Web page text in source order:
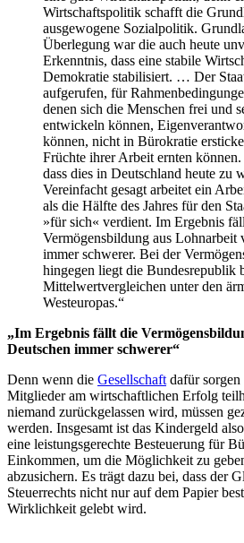
Wirtschaftspolitik schafft die
ausgewogene Sozialpolitik.
Überlegung war die auch heute
Erkenntnis, dass eine stabile
Demokratie stabilisiert. … Der
aufgerufen, für
denen sich die Menschen frei und
entwickeln können,
können, nicht in Bürokratie
Früchte ihrer Arbeit ernten
dass dies in Deutschland heute
Vereinfacht gesagt arbeitet ein
als die Hälfte des Jahres für den
»für sich« verdient. Im Ergebnis
Vermögensbildung aus Lohnarbeit
immer schwerer. Bei der
hingegen liegt die Bundesrepublik
Mittelwertvergleichen unter den
Westeuropas.“
„Im Ergebnis fällt die
Deutschen immer schwerer“
Denn wenn die Gesellschaft dafür sorgen
Mitglieder am wirtschaftlichen Erfolg
niemand zurückgelassen wird, müssen
werden. Insgesamt ist das Kindergeld
eine leistungsgerechte Besteuerung für
Einkommen, um die Möglichkeit zu
abzusichern. Es trägt dazu bei, dass der
Steuerrechts nicht nur auf dem Papier
Wirklichkeit gelebt wird.